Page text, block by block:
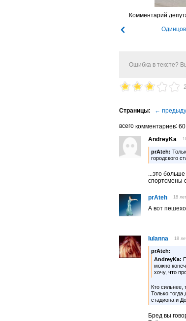
Комментарий
Ошибка в тексте?
комментариев 60
AndreyKa
prAteh:
городского
...это
спортсмены
prAteh 18
А вот
Iulanna 18
prAteh:
AndreyKa:
можно
хочу, что
Кто сильнее,
Только тогда
стадиона и
Бред вы